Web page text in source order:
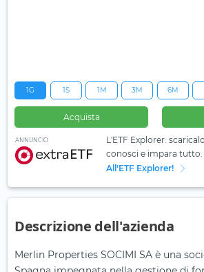
1G 1S 1M 3M 6M
Acquista
ANNUNCIO
L'ETF Explorer:
conosci e impara tutto.
All'ETF Explorer!
Descrizione dell'azienda
Merlin Properties SOCIMI SA è una